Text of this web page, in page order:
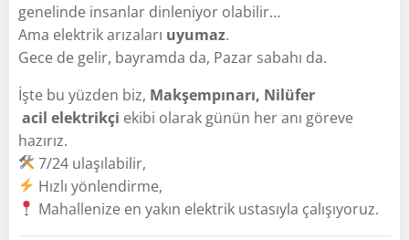
genelinde insanlar dinleniyor olabilir…
Ama elektrik arızaları uyumaz.
Gece de gelir, bayramda da, Pazar sabahı da.
İşte bu yüzden biz, Makşempınarı, Nilüfer
acil elektrikçi ekibi olarak günün her anı göreve
hazırız.
7/24 ulaşılabilir,
Hızlı yönlendirme,
Mahallenize en yakın elektrik ustasıyla çalışıyoruz.